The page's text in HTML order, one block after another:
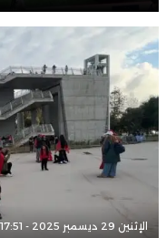
الإثنين 29 ديسمبر 2025 - 17:51